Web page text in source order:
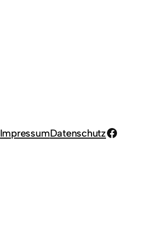
ImpressumDatenschutzFacebook